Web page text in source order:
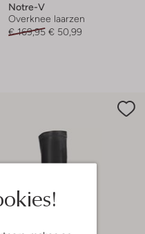
Notre-V
Overknee laarzen
€ 169,95 € 50,99